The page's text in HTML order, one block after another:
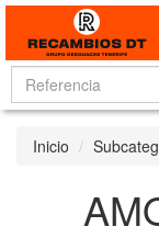
Inicio